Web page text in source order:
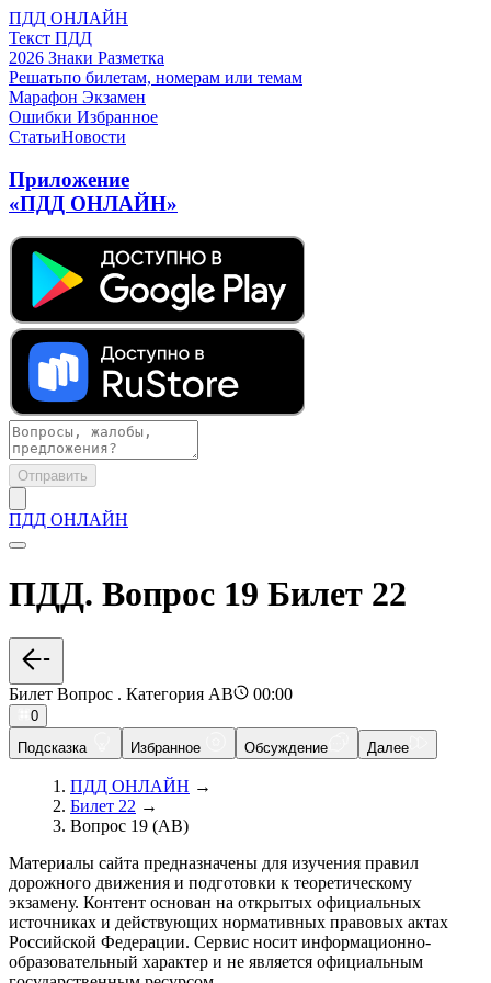
ПДД ОНЛАЙН
Текст ПДД
2026 Знаки Разметка
Решатьпо билетам, номерам или темам
Марафон Экзамен
Ошибки Избранное
СтатьиНовости
Приложение
«ПДД ОНЛАЙН»
Отправить
ПДД ОНЛАЙН
ПДД. Вопрос 19 Билет 22
Билет Вопрос . Категория AB 00:00
0
Подсказка
Избранное Обсуждение Далее
ПДД ОНЛАЙН →
Билет 22 →
Вопрос 19 (AB)
Материалы сайта предназначены для изучения правил
дорожного движения и подготовки к теоретическому
экзамену. Контент основан на открытых официальных
источниках и действующих нормативных правовых актах
Российской Федерации. Сервис носит информационно-
образовательный характер и не является официальным